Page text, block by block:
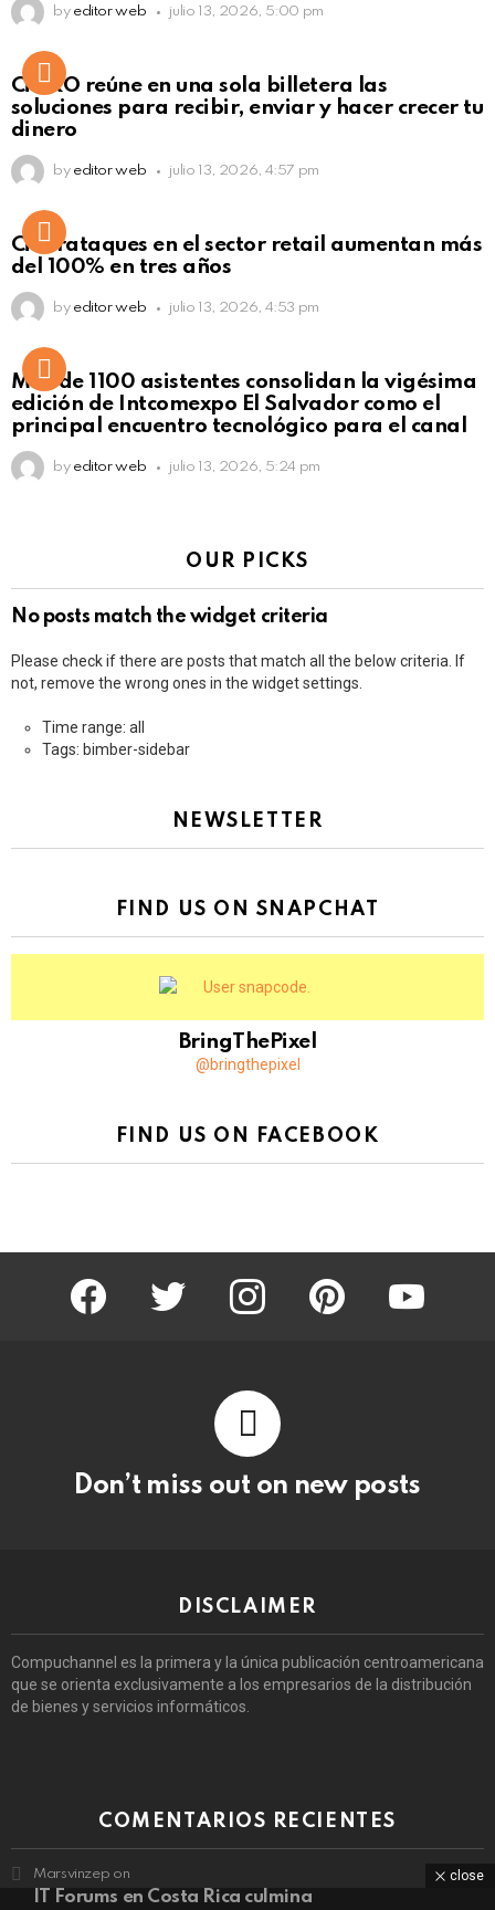
by editor web julio 13, 2026, 5:00 pm
Not Safe For Work
Click to view this post
CiNKO reúne en una sola billetera las
soluciones para recibir, enviar y hacer crecer tu
dinero
by editor web julio 13, 2026, 4:57 pm
Ciberataques en el sector retail aumentan más
del 100% en tres años
by editor web julio 13, 2026, 4:53 pm
Más de 1100 asistentes consolidan la vigésima
edición de Intcomexpo El Salvador como el
principal encuentro tecnológico para el canal
by editor web julio 13, 2026, 5:24 pm
OUR PICKS
No posts match the widget criteria
Please check if there are posts that match all the below criteria. If
not, remove the wrong ones in the widget settings.
Time range: all
Tags: bimber-sidebar
NEWSLETTER
FIND US ON SNAPCHAT
BringThePixel
@bringthepixel
FIND US ON FACEBOOK
facebook twitter instagram pinterest youtube
Don’t miss out on new posts
DISCLAIMER
Compuchannel es la primera y la única publicación centroamericana
que se orienta exclusivamente a los empresarios de la distribución
de bienes y servicios informáticos.
COMENTARIOS RECIENTES
Marsvinzep on
IT Forums en Costa Rica culmina
close